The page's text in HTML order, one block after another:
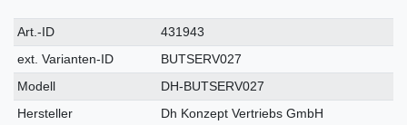
Technisches
Merkmal
Wert
Art.-ID
431943
ext. Varianten-ID
BUTSERV027
Modell
DH-BUTSERV027
Hersteller
Dh Konzept Vertriebs GmbH